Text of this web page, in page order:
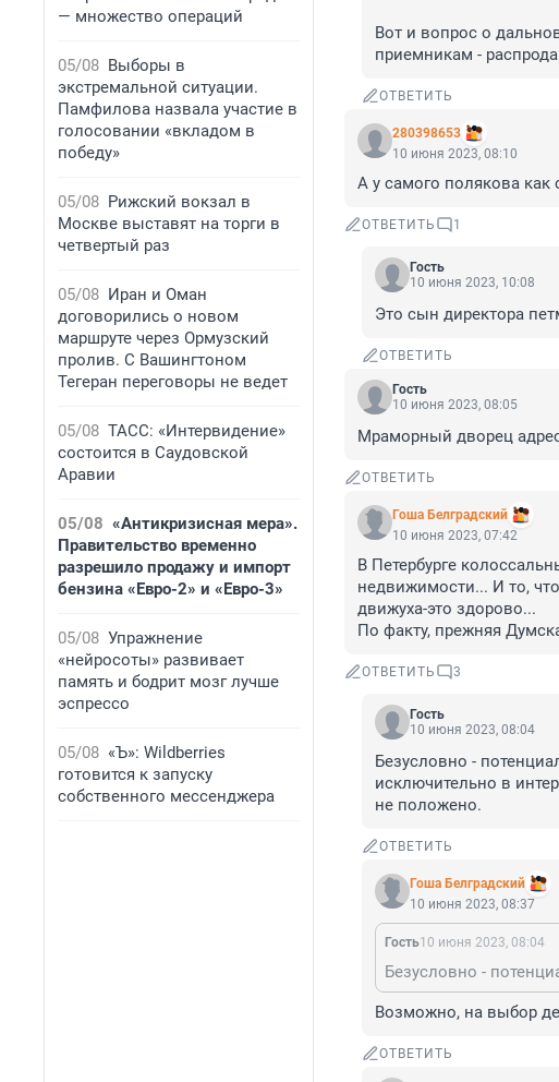
— множество операций
05/08 Выборы в
экстремальной ситуации.
Памфилова назвала участие в
голосовании «вкладом в
победу»
05/08 Рижский вокзал в
Москве выставят на торги в
четвертый раз
05/08 Иран и Оман
договорились о новом
маршруте через Ормузский
пролив. С Вашингтоном
Тегеран переговоры не ведет
05/08 ТАСС: «Интервидение»
состоится в Саудовской
Аравии
05/08 «Антикризисная мера».
Правительство временно
разрешило продажу и импорт
бензина «Евро-2» и «Евро-3»
05/08 Упражнение
«нейросоты» развивает
память и бодрит мозг лучше
эспрессо
05/08 «Ъ»: Wildberries
готовится к запуску
собственного мессенджера
Вот и вопрос о
приемникам -
ОТВЕТИТЬ
280398653
10 июня 2023, 08:10
А у самого полякова как
ОТВЕТИТЬ 1
Гость
10 июня 2023, 10:08
Это сын директора
ОТВЕТИТЬ
Гость
10 июня 2023, 08:05
Мраморный дворец
ОТВЕТИТЬ
Гоша Белградский
10 июня 2023, 07:42
В Петербурге
недвижимости... И то,
движуха-это здорово...
По факту, прежняя
ОТВЕТИТЬ 3
Гость
10 июня 2023, 08:04
Безусловно -
исключительно в
не положено.
ОТВЕТИТЬ
Гоша Белградский
10 июня 2023, 08:37
Гость10 июня 2023, 08:04
Возможно, на выбор
ОТВЕТИТЬ